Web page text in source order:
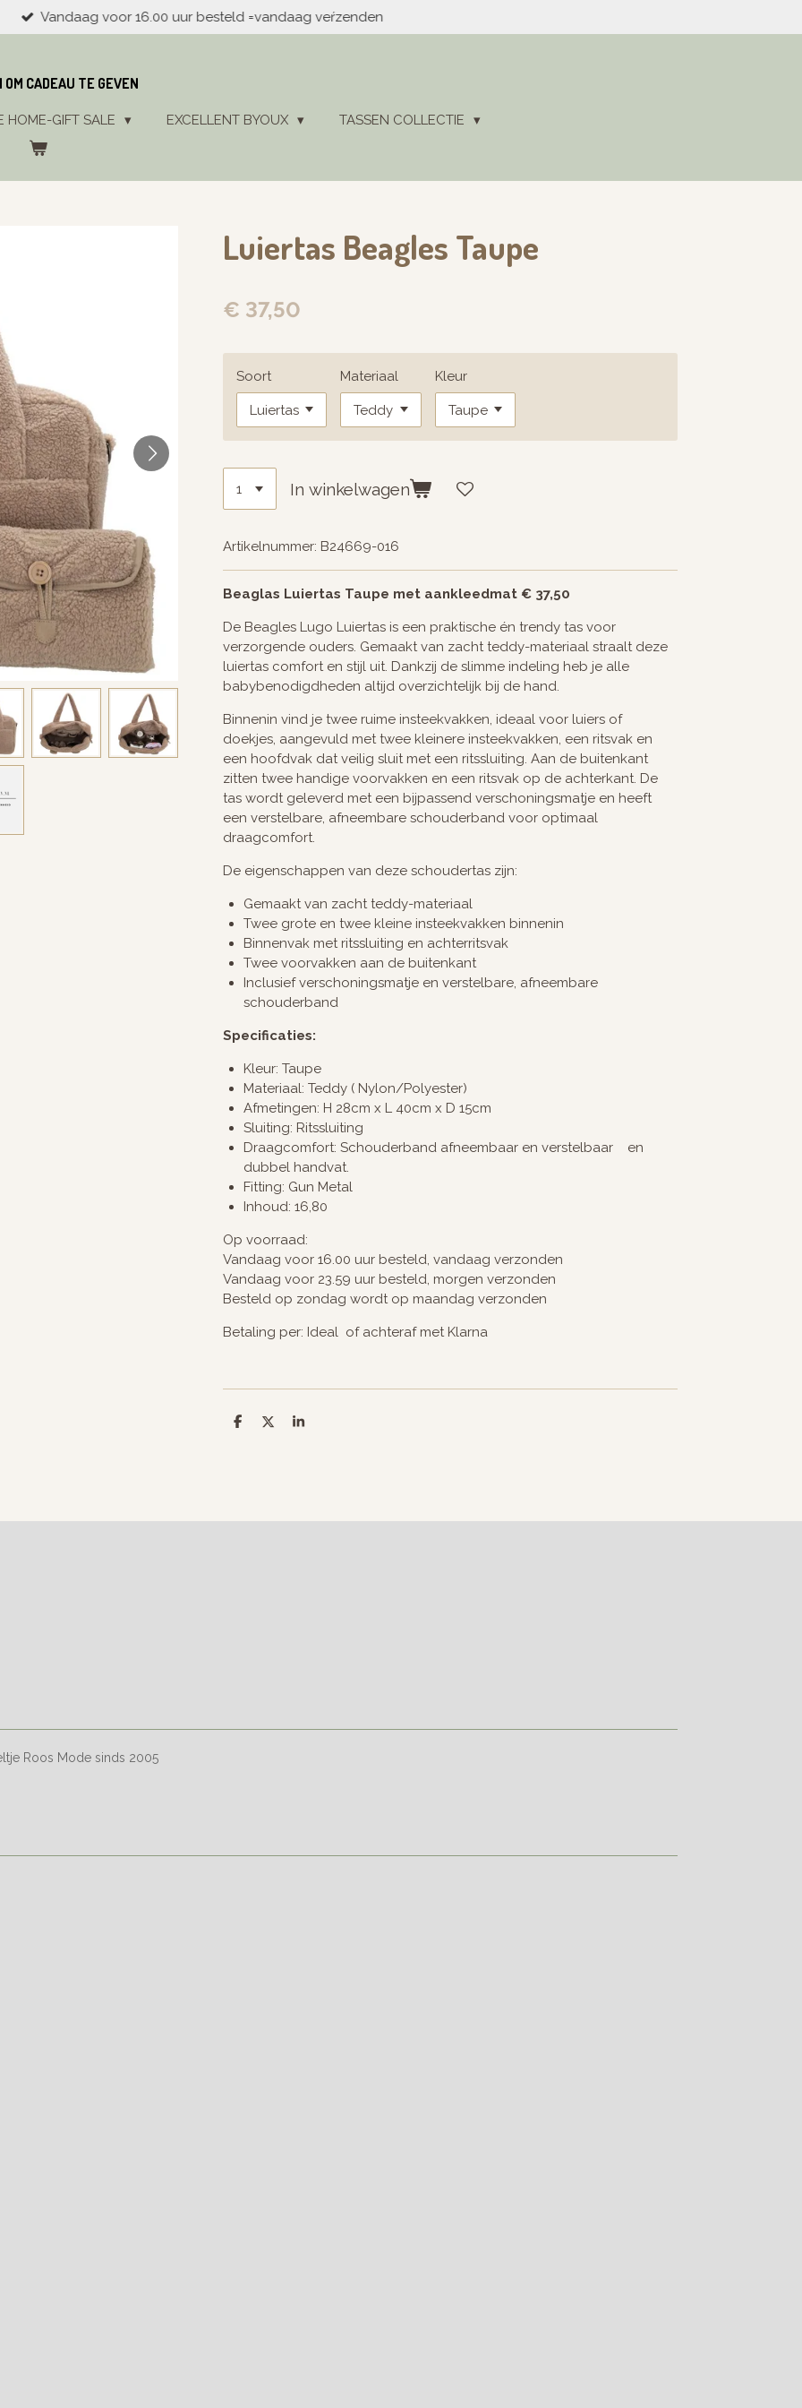
Vandaag voor 16.00 uur besteld =vandaag veŕzenden
CADEAU TE GEVEN
HOME-GIFT SALE EXCELLENT BYOUX
TASSEN COLLECTIE
Luiertas Beagles Taupe
€ 37,50
Soort Materiaal Kleur
In winkelwagen
Artikelnummer: B24669-016
Beaglas Luiertas Taupe met aankleedmat € 37,50
De Beagles Lugo Luiertas is een praktische én trendy tas voor
verzorgende ouders. Gemaakt van zacht teddy-materiaal straalt deze
luiertas comfort en stijl uit. Dankzij de slimme indeling heb je alle
babybenodigdheden altijd overzichtelijk bij de hand.
Binnenin vind je twee ruime insteekvakken, ideaal voor luiers of
doekjes, aangevuld met twee kleinere insteekvakken, een ritsvak en
een hoofdvak dat veilig sluit met een ritssluiting. Aan de buitenkant
zitten twee handige voorvakken en een ritsvak op de achterkant. De
tas wordt geleverd met een bijpassend verschoningsmatje en heeft
een verstelbare, afneembare schouderband voor optimaal
draagcomfort.
De eigenschappen van deze schoudertas zijn:
Gemaakt van zacht teddy-materiaal
Twee grote en twee kleine insteekvakken binnenin
Binnenvak met ritssluiting en achterritsvak
Twee voorvakken aan de buitenkant
Inclusief verschoningsmatje en verstelbare, afneembare
schouderband
Specificaties:
Kleur: Taupe
Materiaal: Teddy ( Nylon/Polyester)
Afmetingen: H 28cm x L 40cm x D 15cm
Sluiting: Ritssluiting
Draagcomfort: Schouderband afneembaar en verstelbaar en
dubbel handvat.
Fitting: Gun Metal
Inhoud: 16,80
Op voorraad:
Vandaag voor 16.00 uur besteld, vandaag verzonden
Vandaag voor 23.59 uur besteld, morgen verzonden
Besteld op zondag wordt op maandag verzonden
Betaling per: Ideal of achteraf met Klarna
D
D
S
Roos Mode sinds 2005